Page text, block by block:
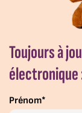
Toujours à
électronique
Prénom*